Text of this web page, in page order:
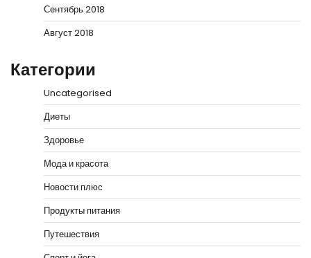
Сентябрь 2018
Август 2018
Категории
Uncategorised
Диеты
Здоровье
Мода и красота
Новости плюс
Продукты питания
Путешествия